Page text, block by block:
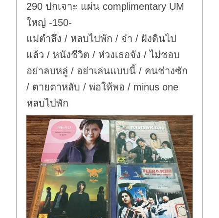
290 ปกเจาะ แผ่น complimentary UM
ใหญ่ -150-
แม่ตำลึง / หลบไปพัก / จ๋า / ฝังดินไป
แล้ว / หนังชีวิต / ห่วงเธอจัง / ไม่ชอบ
อย่าลบหลู่ / อย่าเล่นแบบนี้ / คนช่างซัก
/ ตายตาหลับ / พ่อให้พอ / minus one
หลบไปพัก